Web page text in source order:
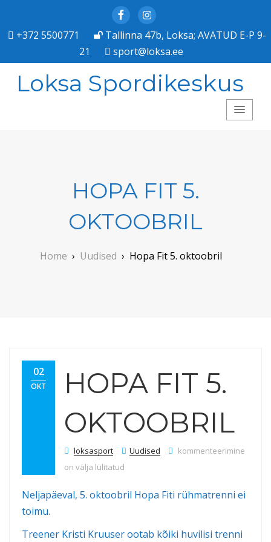
FacebookInstagram
+372 5500771
Tallinna 47b, Loksa; AVATUD E-P 9-
21
sport@loksa.ee
Loksa Spordikeskus
HOPA FIT 5.
OKTOOBRIL
Home › Uudised › Hopa Fit 5. oktoobril
02
OKT
HOPA FIT 5.
OKTOOBRIL
loksasport Uudised Hopa Fit 5. oktoobril
kommenteerimine
on välja lülitatud
Neljapäeval, 5. oktoobril Hopa Fiti rühmatrenni ei
toimu.
Treener Kristi Kruuser ootab kõiki huvilisi trenni